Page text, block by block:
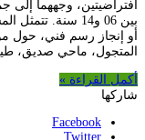
افتراضيتين، وجههما إلى
بين 06 و14 سنة.
أو إنجاز رسم فني، حول
المتجول، ماحي صديق،
أكمل القراءة »
شاركها
Facebook
Twitter